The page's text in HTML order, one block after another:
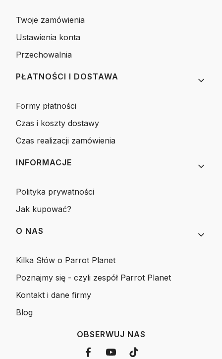
Twoje zamówienia
Ustawienia konta
Przechowalnia
PŁATNOŚCI I DOSTAWA
Formy płatności
Czas i koszty dostawy
Czas realizacji zamówienia
INFORMACJE
Polityka prywatności
Jak kupować?
O NAS
Kilka Słów o Parrot Planet
Poznajmy się - czyli zespół Parrot Planet
Kontakt i dane firmy
Blog
OBSERWUJ NAS